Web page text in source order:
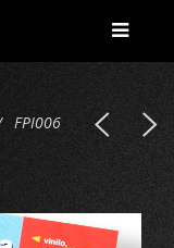
FPI006